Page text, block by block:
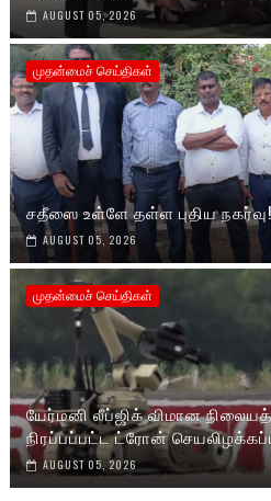
AUGUST 05, 2026
முதன்மைச் செய்திகள்
சதீஸை உள்ளே தள்ள புதிய நகர்வு!
AUGUST 05, 2026
முதன்மைச் செய்திகள்
யேர்மனி லீப்ஜிக் விமான
நிரப்பப்பட்ட ட்ரோன்
AUGUST 05, 2026